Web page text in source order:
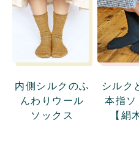
内側シルクのふ
んわりウール
ソックス
シルク
本指ソ
【絹